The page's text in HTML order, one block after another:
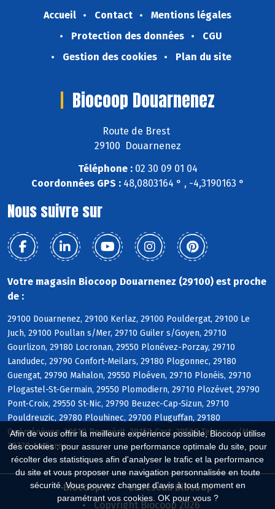
Afin de vous offrir la meilleure expérience possible, Biocoop utilise
des cookies : pour assurer une performance optimale du site, pour
récolter des statistiques afin d'analyser le trafic et la performance
du site et vous proposer une navigation personnalisée en toute
sécurité. Vous pouvez changer d'avis à tout moment en
paramétrant vos cookies. OK pour vous ?
Accueil Contact
Mentions légales
Protection des données
CGU
Gestion des cookies
Plan du site
Biocoop Douarnenez
Route de Brest
29100 Douarnenez
Téléphone :02 30 09 01 04
Coordonnées GPS :48,0803164 ° , -4,3190163 °
Nous suivre sur
Votre magasin Biocoop Douarnenez (29100) est proche
de :
29100 Douarnenez, 29100 Kerlaz, 29100 Pouldergat, 29100 Le
Juch, 29100 Poullan s/Mer, 29710 Guiler s/Goyen, 29710
Gourlizon, 29180 Locronan, 29550 Plonévez-Porzay, 29710
Landudec, 29790 Confort-Meilars, 29180 Plogonnec, 29180
Guengat, 29790 Mahalon, 29550 Ploéven, 29710 Plonéis, 29710
Plogastel-St-Germain, 29550 Plomodiern, 29710 Plozévet, 29790
Pont-Croix, 29550 St-Nic, 29790 Beuzec-Cap-Sizun, 29710
Pouldreuzic, 29780 Plouhinec, 29700 Pluguffan, 29180
Quéménéven, 29710 Peumérit, 29150 Cast, 29560 Telgruc s/Mer,
29770 Audierne
Biocoop.fr
Le réseau Biocoop
Copyright Biocoop 2026